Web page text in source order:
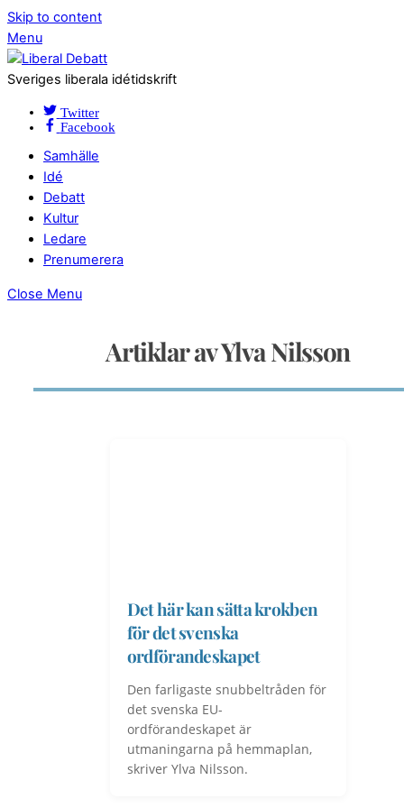
Skip to content
Menu
Sveriges liberala idétidskrift
Twitter
Facebook
Samhälle
Idé
Debatt
Kultur
Ledare
Prenumerera
Close Menu
Artiklar av Ylva Nilsson
Det här kan sätta krokben
för det svenska
ordförandeskapet
Den farligaste snubbeltråden för
det svenska EU-
ordförandeskapet är
utmaningarna på hemmaplan,
skriver Ylva Nilsson.